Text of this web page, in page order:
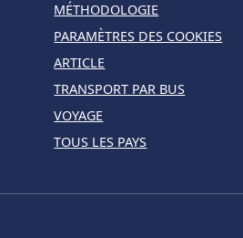
MÉTHODOLOGIE
PARAMÈTRES DES COOKIES
ARTICLE
TRANSPORT PAR BUS
VOYAGE
TOUS LES PAYS